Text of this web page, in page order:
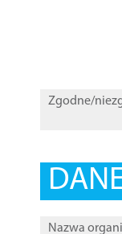
Zgodne/
Nazwa